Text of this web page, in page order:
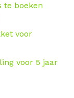
te boeken
voor
voor 5 jaar